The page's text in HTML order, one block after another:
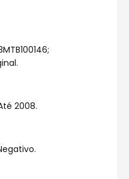
2008.